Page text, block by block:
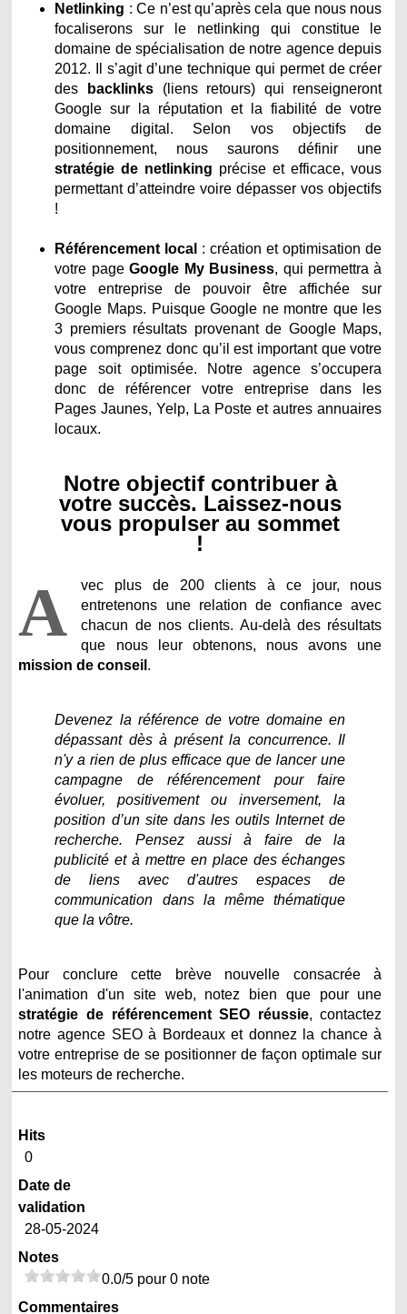
Netlinking : Ce n’est qu’après cela que nous nous
focaliserons sur le netlinking qui constitue le
domaine de spécialisation de notre agence depuis
2012. Il s’agit d’une technique qui permet de créer
des
backlinks (liens retours) qui renseigneront
Google sur la réputation et la fiabilité de votre
domaine digital. Selon vos objectifs de
positionnement, nous saurons définir une
stratégie de netlinking précise et efficace, vous
permettant d’atteindre voire dépasser vos objectifs
!
Référencement local : création et optimisation de
votre pageGoogle My Business, qui permettra à
votre entreprise de pouvoir être affichée sur
Google Maps. Puisque Google ne montre que les
3 premiers résultats provenant de Google Maps,
vous comprenez donc qu’il est important que votre
page soit optimisée. Notre agence s’occupera
donc de référencer votre entreprise dans les
Pages Jaunes, Yelp, La Poste et autres annuaires
locaux.
Notre objectif contribuer à
votre succès. Laissez-nous
vous propulser au sommet
!
A
vec plus de 200 clients à ce jour, nous
entretenons une relation de confiance avec
chacun de nos clients. Au-delà des résultats
que nous leur obtenons, nous avons une
mission de conseil .
Devenez la référence de votre domaine en
dépassant dès à présent la concurrence. Il
n'y a rien de plus efficace que de lancer une
campagne de référencement pour faire
évoluer, positivement ou inversement, la
position d’un site dans les outils Internet de
recherche. Pensez aussi à faire de la
publicité et à mettre en place des échanges
de liens avec d'autres espaces de
communication dans la même thématique
que la vôtre.
Pour conclure cette brève nouvelle consacrée à
l'animation d'un site web, notez bien que pour une
stratégie de référencement SEO réussie, contactez
notre agence SEO à Bordeaux et donnez la chance à
votre entreprise de se positionner de façon optimale sur
les moteurs de recherche.
Hits
0
Date de
validation
28-05-2024
Notes
0.0/5 pour 0 note
Commentaires